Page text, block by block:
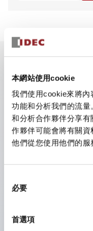
本網站使用cookie
我們使用cookie來將內
功能和分析我們的流
和分析合作夥伴分享
作夥伴可能會將有關
他們從您使用他們的服
必要
首選項
主要特點
CS型凸輪開關是方便
泛的操作開關器。
提供72種標準迴路
透過6種形式與接點
造。
配備可確認接點狀態
手柄可從6種中選擇